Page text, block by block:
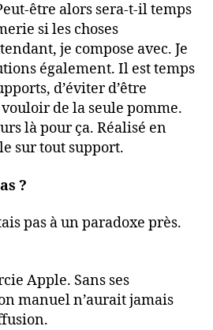
être alors sera-t-il temps
si les choses
je compose avec. Je
également. Il est temps
d’éviter d’être
de la seule pomme.
là pour ça. Réalisé en
sur tout support.
?
pas à un paradoxe près.
Apple. Sans ses
manuel n’aurait jamais